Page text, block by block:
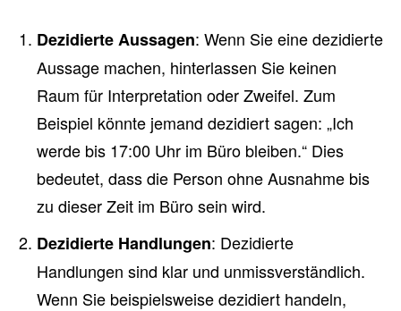
Dezidierte Aussagen: Wenn Sie eine dezidierte
Aussage machen, hinterlassen Sie keinen
Raum für Interpretation oder Zweifel. Zum
Beispiel könnte jemand dezidiert sagen: „Ich
werde bis 17:00 Uhr im Büro bleiben.“ Dies
bedeutet, dass die Person ohne Ausnahme bis
zu dieser Zeit im Büro sein wird.
Dezidierte Handlungen: Dezidierte
Handlungen sind klar und unmissverständlich.
Wenn Sie beispielsweise dezidiert handeln,